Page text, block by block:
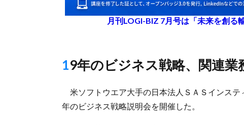
月刊LOGI-BIZ 7月号は「未来を創る
19年のビジネス戦略、関連
米ソフトウエア大手の日本法人ＳＡＳインス
年のビジネス戦略説明会を開催した。